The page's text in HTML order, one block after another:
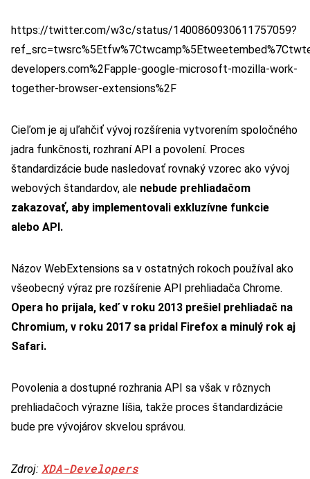
https://twitter.com/w3c/status/1400860930611757059?
developers.com%2Fapple-google-microsoft-mozilla-work-
together-browser-extensions%2F
Cieľom je aj uľahčiť vývoj rozšírenia vytvorením spoločného
jadra funkčnosti, rozhraní API a povolení. Proces
štandardizácie bude nasledovať rovnaký vzorec ako vývoj
webových štandardov, ale nebude prehliadačom
zakazovať, aby implementovali exkluzívne funkcie
alebo API.
Názov WebExtensions sa v ostatných rokoch používal ako
všeobecný výraz pre rozšírenie API prehliadača Chrome.
Opera ho prijala, keď v roku 2013 prešiel prehliadač na
Chromium, v roku 2017 sa pridal Firefox a minulý rok aj
Safari.
Povolenia a dostupné rozhrania API sa však v rôznych
prehliadačoch výrazne líšia, takže proces štandardizácie
bude pre vývojárov skvelou správou.
Zdroj: XDA-Developers